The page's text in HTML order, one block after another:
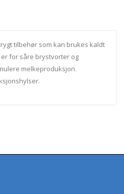
tilbehør som kan brukes kaldt
for såre brystvorter og
melkeproduksjon.